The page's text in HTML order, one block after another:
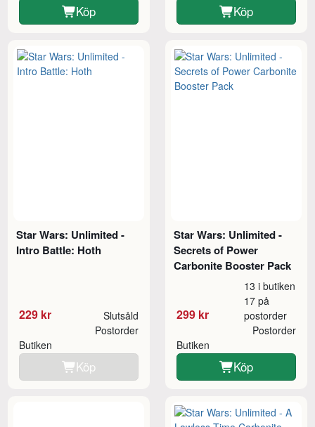
Köp Köp
Star Wars: Unlimited -
Intro Battle: Hoth
229 kr Slutsåld
Butiken
Postorder
Köp
Star Wars: Unlimited -
Secrets of Power
Carbonite Booster Pack
299 kr
13 i butiken
17 på
postorder
Butiken
Postorder
Köp